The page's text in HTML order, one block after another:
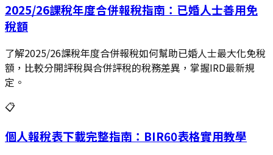
2025/26課稅年度合併報稅指南：已婚人士善用免
稅額
了解2025/26課稅年度合併報稅如何幫助已婚人士最大化免稅
額，比較分開評稅與合併評稅的稅務差異，掌握IRD最新規
定。
📋
個人報稅表下載完整指南：BIR60表格實用教學